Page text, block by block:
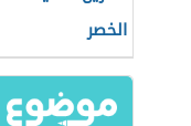
الخصر